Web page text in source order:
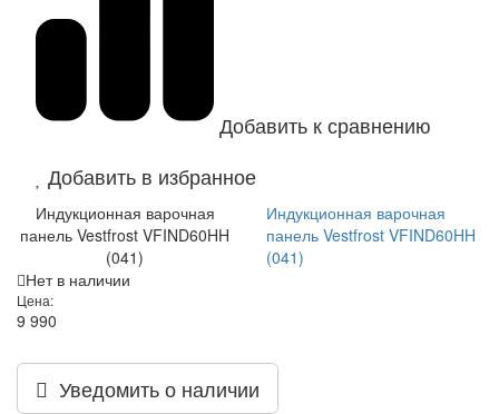
Добавить к сравнению
Добавить в избранное
Индукционная варочная
панель Vestfrost VFIND60HH
(041)
Индукционная варочная
панель Vestfrost VFIND60HH
(041)
Нет в наличии
Цена:
9 990
Уведомить о наличии